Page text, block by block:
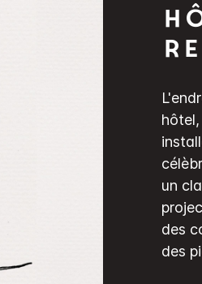
un
des
des